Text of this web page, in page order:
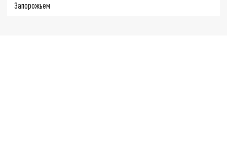
Запорожьем